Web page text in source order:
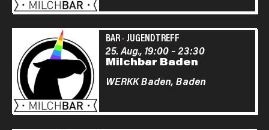
BAR· JUGENDTREFF
Milchbar Baden
25. Aug., 19:00–23:30
WERKK Baden, Baden